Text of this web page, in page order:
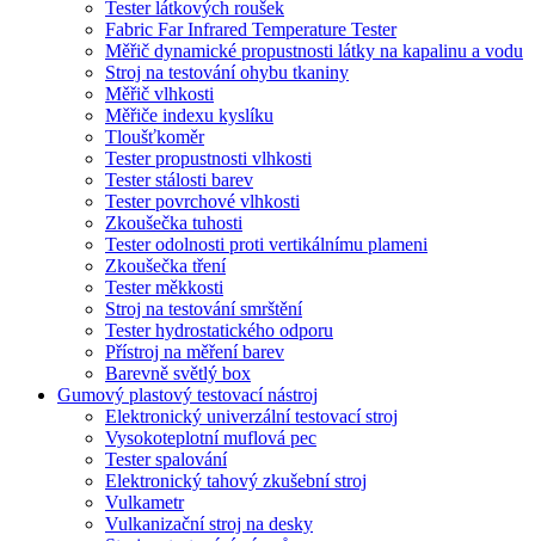
Tester látkových roušek
Fabric Far Infrared Temperature Tester
Měřič dynamické propustnosti látky na kapalinu a vodu
Stroj na testování ohybu tkaniny
Měřič vlhkosti
Měřiče indexu kyslíku
Tloušťkoměr
Tester propustnosti vlhkosti
Tester stálosti barev
Tester povrchové vlhkosti
Zkoušečka tuhosti
Tester odolnosti proti vertikálnímu plameni
Zkoušečka tření
Tester měkkosti
Stroj na testování smrštění
Tester hydrostatického odporu
Přístroj na měření barev
Barevně světlý box
Gumový plastový testovací nástroj
Elektronický univerzální testovací stroj
Vysokoteplotní muflová pec
Tester spalování
Elektronický tahový zkušební stroj
Vulkametr
Vulkanizační stroj na desky